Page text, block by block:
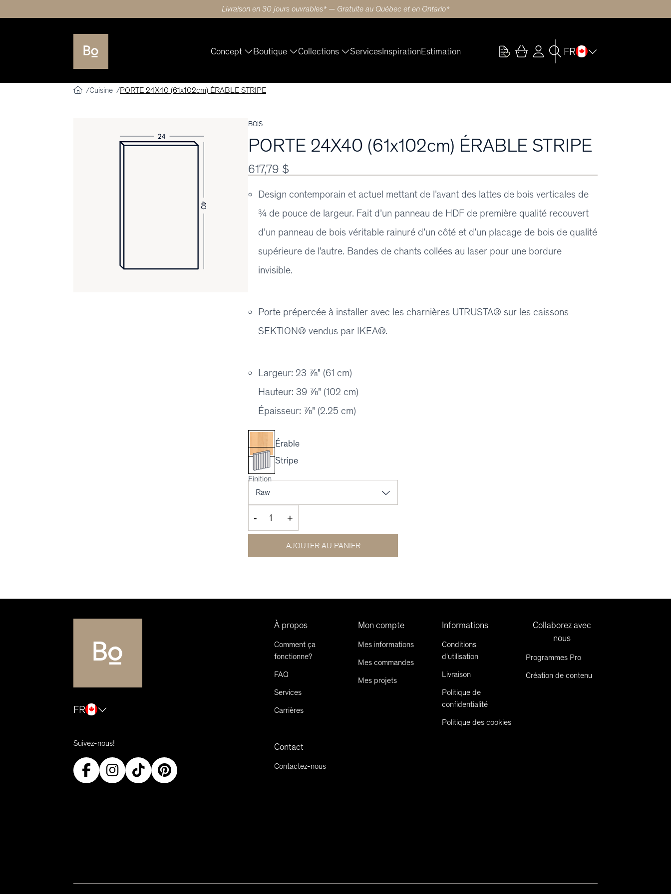
Livraison en 30 jours ouvrables* — Gratuite au Québec et en Ontario*
Concept Boutique Collections ServicesInspirationEstimation FR
Cuisine PORTE 24X40 (61x102cm) ÉRABLE STRIPE
BOIS
PORTE 24X40 (61x102cm) ÉRABLE STRIPE
617,79 $
Design contemporain et actuel mettant de l’avant des lattes de bois verticales de
¾ de pouce de largeur. Fait d’un panneau de HDF de première qualité recouvert
d’un panneau de bois véritable rainuré d’un côté et d’un placage de bois de qualité
supérieure de l’autre. Bandes de chants collées au laser pour une bordure
invisible.
Porte prépercée à installer avec les charnières UTRUSTA® sur les caissons
SEKTION® vendus par IKEA®.
Largeur: 23 ⅞" (61 cm)
Hauteur: 39 ⅞" (102 cm)
Épaisseur: ⅞" (2.25 cm)
Érable
Stripe
Finition
- +
AJOUTER AU PANIER
FR
À propos
Comment ça
fonctionne?
FAQ
Services
Carrières
Mon compte
Mes informations
Mes commandes
Mes projets
Informations
Conditions
d'utilisation
Livraison
Politique de
confidentialité
Politique des cookies
Collaborez avec
nous
Programmes Pro
Création de contenu
Contact
Contactez-nous
Suivez-nous!